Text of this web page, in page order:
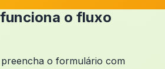
o fluxo
preencha o formulário com